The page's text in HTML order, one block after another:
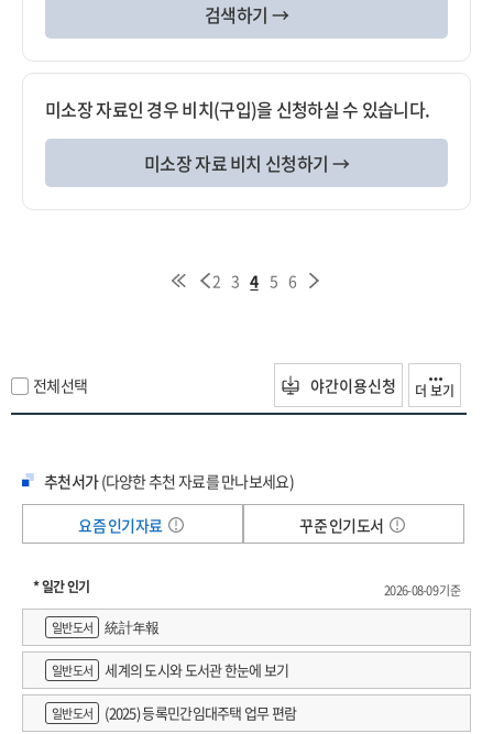
검색하기 →
미소장 자료인 경우 비치(구입)을 신청하실 수 있습니다.
미소장 자료 비치 신청하기 →
2 3 4 5 6
전체선택 야간이용신청 더 보기
추천서가(다양한 추천 자료를 만나보세요)
요즘 인기자료
꾸준 인기도서
* 일간 인기
2026-08-09 기준
일반도서
統計年報
일반도서 세계의 도시와 도서관 한눈에 보기
일반도서 (2025) 등록민간임대주택 업무 편람